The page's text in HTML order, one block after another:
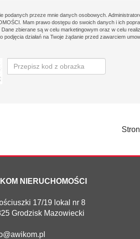
podanych przeze mnie danych osobowych.
Mam prawo dostępu do swoich danych i ich
zbierane są w celu marketingowym oraz w celu
podjęcia działań na Twoje żądanie przed zawarciem
NIERUCHOMOŚCI
17/19 lokal nr 8
Grodzisk Mazowiecki